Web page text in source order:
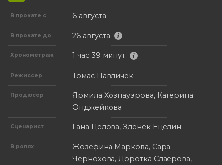
В прокате с 6 августа
В прокате до 26 августа
Хронометраж 1 час 39 минут
Режиссер Томас Павличек
Продюсер
Ярмила Хознауэрова, Катерина
Онджейкова
Сценарист Гана Целова, Зденек Ецелин
В ролях
Жозефина Маркова, Сара
Чернохова, Доротка Слаерова,